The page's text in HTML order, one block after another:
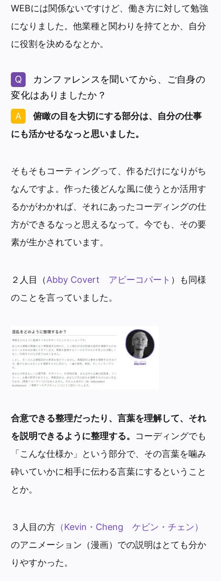
WEBには関係ないですけど、働き方に対して勉強
になりました。他業種と関わりを持てとか、自分
に役割を決めるなとか。
カンファレンスを聞いてから、ご自身の
変化はありましたか？
俯瞰の目を大切にする部分は、自分の仕事
にも活かせるなっと思いました。
そもそもコーティングって、作るだけになりがち
なんですよ。作った後どんな風に使うとか活用す
るかがわかれば、それにあったコーディングの仕
方ができるなっと思えるなって。今でも、その要
素が生かされています。
２人目（Abby Covert アピーコパート ）も同様
のことを言っていました。
合意できる整理だったり、言葉を理解して、それ
を説明できるように整理する。 コーディングでも
「こんな仕様か」という部分で、その言葉を噛み
砕いていかに相手に伝わる言葉にするということ
とか。
３人目の方 （Kevin・Cheng ケビン・チェン）
のアニメーション（漫画）での説明はとても分か
りやすかった。